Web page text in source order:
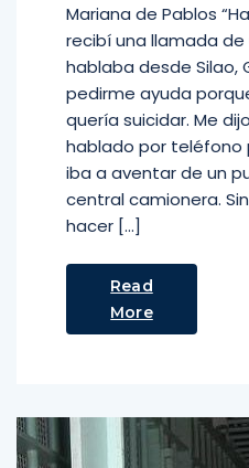
Mariana de Pablos
recibí una llamada
hablaba desde Silao,
pedirme ayuda
quería suicidar. Me
hablado por teléfono
iba a aventar de un
central camionera.
hacer […]
Read
More